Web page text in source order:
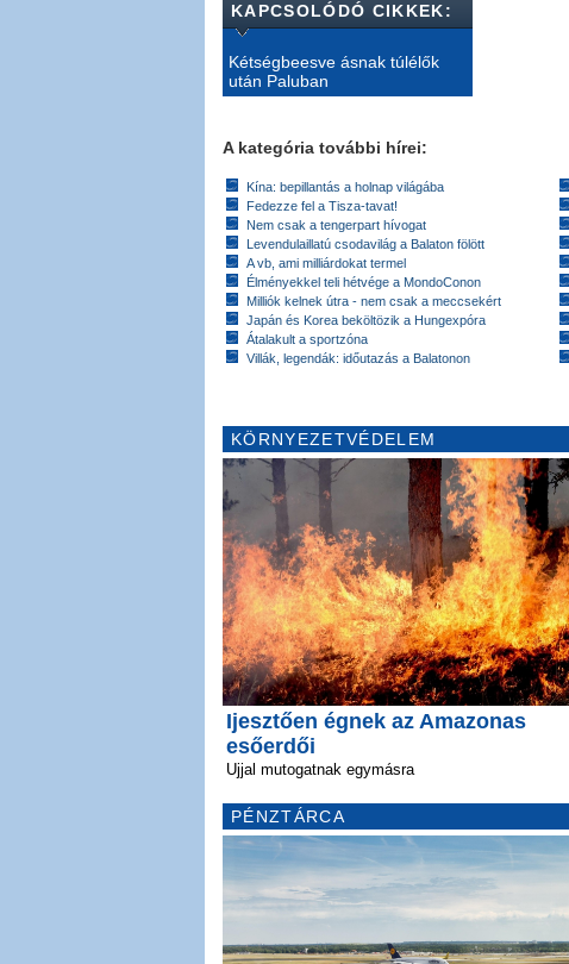
KAPCSOLÓDÓ CIKKEK:
Kétségbeesve ásnak túlélők
után Paluban
A kategória további hírei:
Kína: bepillantás a holnap világába
Fedezze fel a Tisza-tavat!
Nem csak a tengerpart hívogat
Levendulaillatú csodavilág a Balaton fölött
A vb, ami milliárdokat termel
Élményekkel teli hétvége a MondoConon
Milliók kelnek útra - nem csak a meccsekért
Japán és Korea beköltözik a Hungexpóra
Átalakult a sportzóna
Villák, legendák: időutazás a Balatonon
KÖRNYEZETVÉDELEM
Ijesztően égnek az Amazonas
esőerdői
Ujjal mutogatnak egymásra
PÉNZTÁRCA